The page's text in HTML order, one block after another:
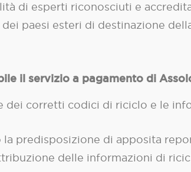
di esperti riconosciuti e
paesi esteri di destinazione
il servizio a pagamento di
dei corretti codici di riciclo e le
predisposizione di apposita
delle informazioni di